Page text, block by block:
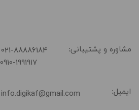
مشاوره و پشتیبانی: ​021-88886184
info.digikaf@gmail.com ایمیل:
0910-1991917